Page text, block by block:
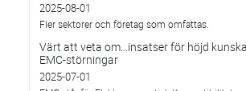
2025-08-01
Fler sektorer och företag som omfattas.
Värt att veta om…insatser för höjd
EMC-störningar
2025-07-01